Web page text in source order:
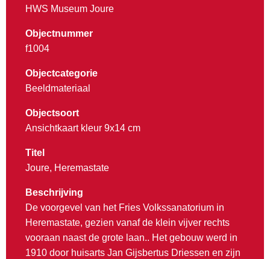
HWS Museum Joure
Objectnummer
f1004
Objectcategorie
Beeldmateriaal
Objectsoort
Ansichtkaart kleur 9x14 cm
Titel
Joure, Heremastate
Beschrijving
De voorgevel van het Fries Volkssanatorium in
Heremastate, gezien vanaf de klein vijver rechts
vooraan naast de grote laan.. Het gebouw werd in
1910 door huisarts Jan Gijsbertus Driessen en zijn